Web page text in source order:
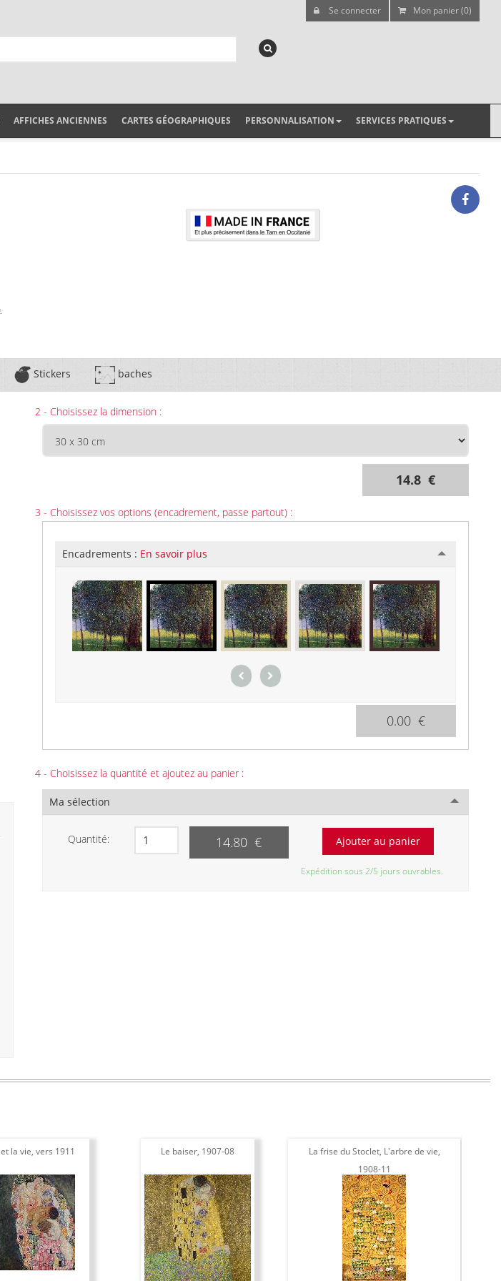
Se connecter Mon panier (0)
AFFICHES ANCIENNES CARTES GÉOGRAPHIQUES PERSONNALISATION SERVICES PRATIQUES
Stickers baches
2 - Choisissez la dimension :
14.8 €
3 - Choisissez vos options (encadrement, passe partout) :
Encadrements : En savoir plus
0.00 €
4 - Choisissez la quantité et ajoutez au panier :
Ma sélection
Quantité: 14.80 €
Expédition sous 2/5 jours ouvrables.
la vie, vers 1911 Le baiser, 1907-08
La frise du Stoclet, L'arbre de vie,
1908-11